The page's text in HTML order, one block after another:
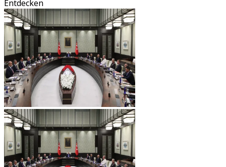
Entdecken